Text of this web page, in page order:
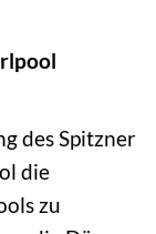
des Spitzner
die
zu